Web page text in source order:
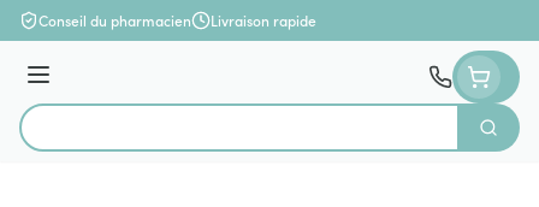
Aller au contenu
Conseil du pharmacien Livraison rapide
Menu
Rechercher